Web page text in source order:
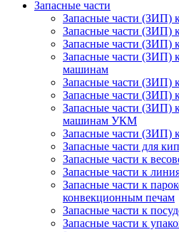
Запасные части
Запасные части (ЗИП)
Запасные части (ЗИП)
Запасные части (ЗИП)
Запасные части (ЗИП)
машинам
Запасные части (ЗИП)
Запасные части (ЗИП)
Запасные части (ЗИП)
машинам УКМ
Запасные части (ЗИП)
Запасные части для
Запасные части к
Запасные части к
Запасные части к
конвекционным печам
Запасные части к
Запасные части к